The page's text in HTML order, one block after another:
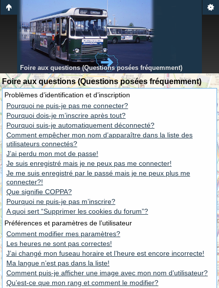
Foire aux questions (Questions posées fréquemment)
Foire aux questions (Questions posées fréquemment)
Problèmes d’identification et d’inscription
Pourquoi ne puis-je pas me connecter?
Pourquoi dois-je m’inscrire après tout?
Pourquoi suis-je automatiquement déconnecté?
Comment empêcher mon nom d’apparaître dans la liste des
utilisateurs connectés?
J’ai perdu mon mot de passe!
Je suis enregistré mais je ne peux pas me connecter!
Je me suis enregistré par le passé mais je ne peux plus me
connecter?!
Que signifie COPPA?
Pourquoi ne puis-je pas m’inscrire?
A quoi sert “Supprimer les cookies du forum”?
Préférences et paramètres de l’utilisateur
Comment modifier mes paramètres?
Les heures ne sont pas correctes!
J’ai changé mon fuseau horaire et l’heure est encore incorrecte!
Ma langue n’est pas dans la liste!
Comment puis-je afficher une image avec mon nom d’utilisateur?
Qu’est-ce que mon rang et comment le modifier?